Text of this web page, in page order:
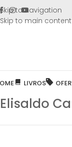
Skip to navigation
Skip to main content
LIVROS
Elisaldo